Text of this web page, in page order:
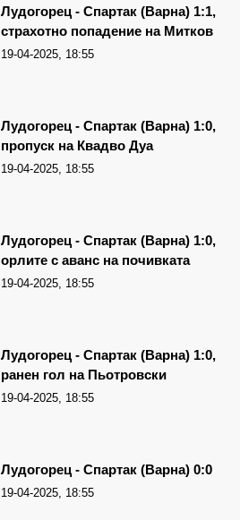
Лудогорец - Спартак (Варна) 1:1,
страхотно попадение на Митков
19-04-2025, 18:55
Лудогорец - Спартак (Варна) 1:0,
пропуск на Квадво Дуа
19-04-2025, 18:55
Лудогорец - Спартак (Варна) 1:0,
орлите с аванс на почивката
19-04-2025, 18:55
Лудогорец - Спартак (Варна) 1:0,
ранен гол на Пьотровски
19-04-2025, 18:55
Лудогорец - Спартак (Варна) 0:0
19-04-2025, 18:55